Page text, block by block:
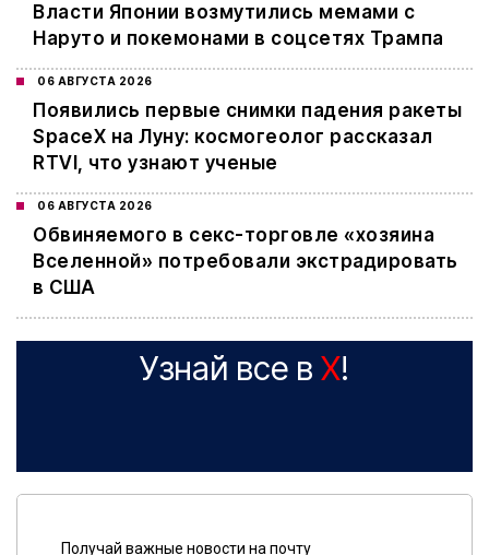
Власти Японии возмутились мемами с
Наруто и покемонами в соцсетях Трампа
06 АВГУСТА 2026
Появились первые снимки падения ракеты
SpaceX на Луну: космогеолог рассказал
RTVI, что узнают ученые
06 АВГУСТА 2026
Обвиняемого в секс-торговле «хозяина
Вселенной» потребовали экстрадировать
в США
Узнай все в X!